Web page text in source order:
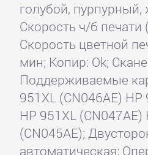
голубой,
Скорость ч/б
Скорость цветной
мин; Копир: Ok;
Поддерживаемые
951XL (CN046AE) HP
HP 951XL (CN047AE)
(CN045AE);
автоматическая;